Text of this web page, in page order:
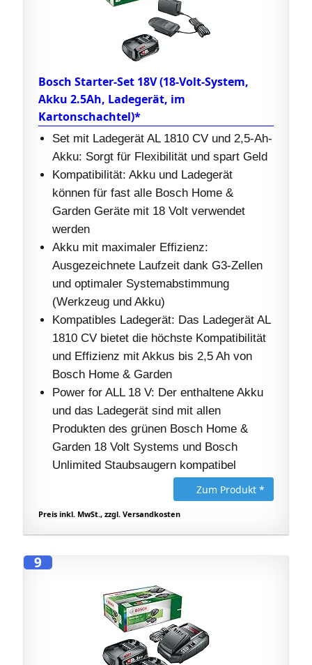
Bosch Starter-Set 18V (18-Volt-System,
Akku 2.5Ah, Ladegerät, im
Kartonschachtel)*
Set mit Ladegerät AL 1810 CV und 2,5-Ah-
Akku: Sorgt für Flexibilität und spart Geld
Kompatibilität: Akku und Ladegerät
können für fast alle Bosch Home &
Garden Geräte mit 18 Volt verwendet
werden
Akku mit maximaler Effizienz:
Ausgezeichnete Laufzeit dank G3-Zellen
und optimaler Systemabstimmung
(Werkzeug und Akku)
Kompatibles Ladegerät: Das Ladegerät AL
1810 CV bietet die höchste Kompatibilität
und Effizienz mit Akkus bis 2,5 Ah von
Bosch Home & Garden
Power for ALL 18 V: Der enthaltene Akku
und das Ladegerät sind mit allen
Produkten des grünen Bosch Home &
Garden 18 Volt Systems und Bosch
Unlimited Staubsaugern kompatibel
Zum Produkt *
Preis inkl. MwSt., zzgl. Versandkosten
9